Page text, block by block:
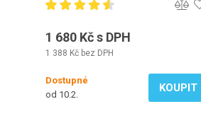
1 680 Kč s DPH
1 388 Kč bez DPH
Dostupné
od 10.2.
KOUPIT